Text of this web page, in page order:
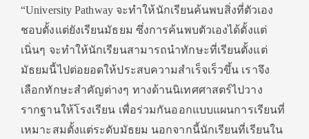
“University Pathway จะทำให้นักเรียนค้นพบสิ่งที่ตัวเอง
ชอบตั้งแต่ยังเรียนมัธยม ซึ่งการค้นพบตัวเองได้ตั้งแต่
เนิ่นๆ จะทำให้นักเรียนสามารถนำทักษะที่เรียนตั้งแต่
มัธยมนี้ไปต่อยอดให้ประสบความสำเร็จเร็วขึ้น เราจึง
เลือกทักษะสำคัญต่างๆ ทางด้านนิเทศศาสตร์ไปวาง
รากฐานให้โรงเรียน เพื่อร่วมกันออกแบบแผนการเรียนที่
เหมาะสมตั้งแต่ระดับมัธยม นอกจากนี้นักเรียนที่เรียนใน